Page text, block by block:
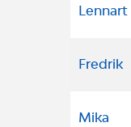
Lennart
Fredrik
Mika